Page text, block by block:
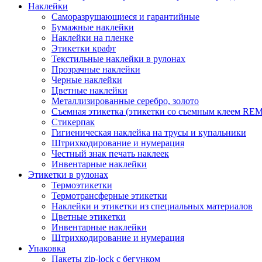
Наклейки
Саморазрушающиеся и гарантийные
Бумажные наклейки
Наклейки на пленке
Этикетки крафт
Текстильные наклейки в рулонах
Прозрачные наклейки
Черные наклейки
Цветные наклейки
Металлизированные серебро, золото
Съемная этикетка (этикетки со съемным клеем
Стикерпак
Гигиеническая наклейка на трусы и купальники
Штрихкодирование и нумерация
Честный знак печать наклеек
Инвентарные наклейки
Этикетки в рулонах
Термоэтикетки
Термотрансферные этикетки
Наклейки и этикетки из специальных материалов
Цветные этикетки
Инвентарные наклейки
Штрихкодирование и нумерация
Упаковка
Пакеты zip-lock с бегунком